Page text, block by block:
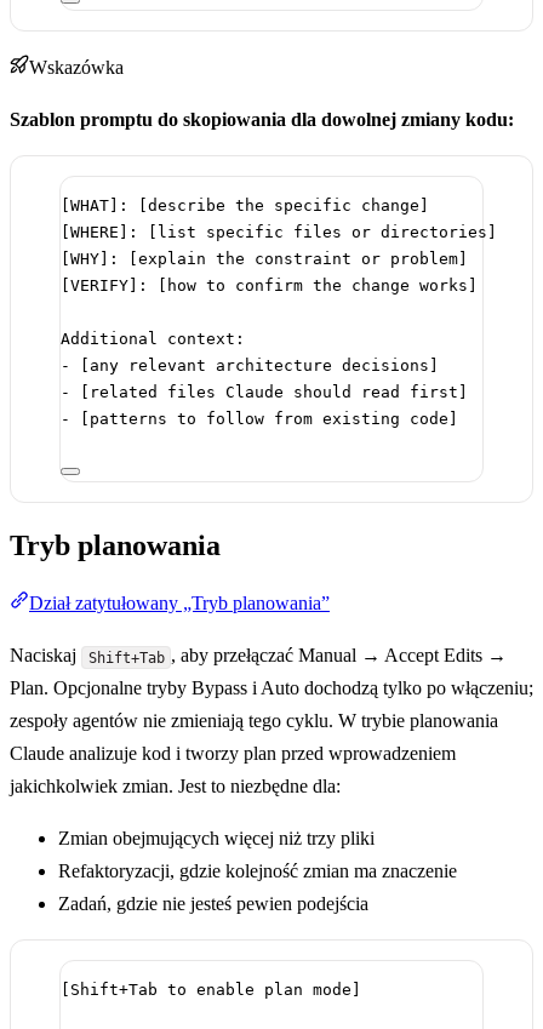
Wskazówka
Szablon promptu do skopiowania dla dowolnej zmiany kodu:
[WHAT]: [describe the specific change]
[WHERE]: [list specific files or directories]
[WHY]: [explain the constraint or problem]
[VERIFY]: [how to confirm the change works]
Additional context:
- [any relevant architecture decisions]
- [related files Claude should read first]
- [patterns to follow from existing code]
Tryb planowania
Dział zatytułowany „Tryb planowania”
Naciskaj Shift+Tab , aby przełączać Manual → Accept Edits →
Plan. Opcjonalne tryby Bypass i Auto dochodzą tylko po włączeniu;
zespoły agentów nie zmieniają tego cyklu. W trybie planowania
Claude analizuje kod i tworzy plan przed wprowadzeniem
jakichkolwiek zmian. Jest to niezbędne dla:
Zmian obejmujących więcej niż trzy pliki
Refaktoryzacji, gdzie kolejność zmian ma znaczenie
Zadań, gdzie nie jesteś pewien podejścia
[Shift+Tab to enable plan mode]